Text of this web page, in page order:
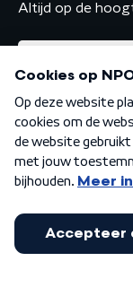
Altijd op de
Algemene